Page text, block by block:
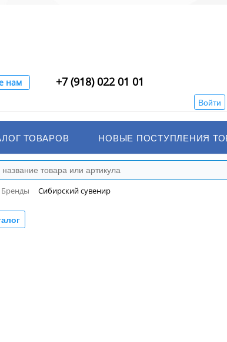
нам +7 (918) 022 01 01
Войти
ТОВАРОВ НОВЫЕ ПОСТУПЛЕНИЯ
Бренды Сибирский сувенир